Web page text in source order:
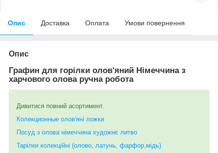
Опис Доставка Оплата Умови повернення
Опис
Графин для горілки олов'яний Німеччина з
харчового олова ручна робота
Дивитися повний асортимент.
Колекционные олов'яні ложки
Посуд з олова німеччина художнє литво
Тарілки колекційні (олово, латунь, фарфор,мідь)